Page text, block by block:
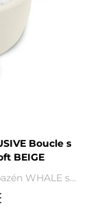
Boucle s
BEIGE
WHALE s...